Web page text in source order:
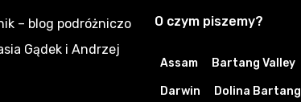
– blog podróżniczo
Gądek i Andrzej
O czym piszemy?
Assam Bartang Valley
Darwin Dolina Bartang